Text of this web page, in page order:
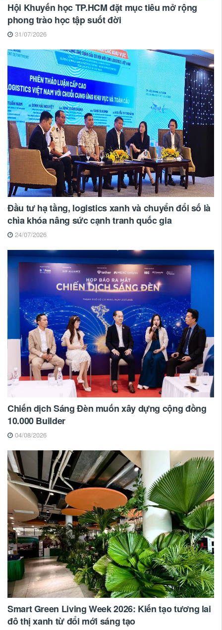
Hội Khuyến học TP.HCM đặt mục tiêu mở rộng
phong trào học tập suốt đời
31/07/2026
Đầu tư hạ tầng, logistics xanh và chuyển đổi số là
chìa khóa nâng sức cạnh tranh quốc gia
24/07/2026
Chiến dịch Sáng Đèn muốn xây dựng cộng đồng
10.000 Builder
04/08/2026
Smart Green Living Week 2026: Kiến tạo tương lai
đô thị xanh từ đổi mới sáng tạo